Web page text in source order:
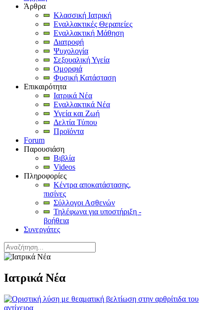
Άρθρα
Κλασσική Ιατρική
Εναλλακτικές Θεραπείες
Εναλλακτική Μάθηση
Διατροφή
Ψυχολογία
Σεξουαλική Υγεία
Ομορφιά
Φυσική Κατάσταση
Επικαιρότητα
Ιατρικά Νέα
Εναλλακτικά Νέα
Υγεία και Ζωή
Δελτία Τύπου
Προϊόντα
Forum
Παρουσιάση
Βιβλία
Videos
Πληροφορίες
Κέντρα αποκατάστασης,
πισίνες
Σύλλογοι Ασθενών
Τηλέφωνα για υποστήριξη -
βοήθεια
Συνεργάτες
Ιατρικά Νέα